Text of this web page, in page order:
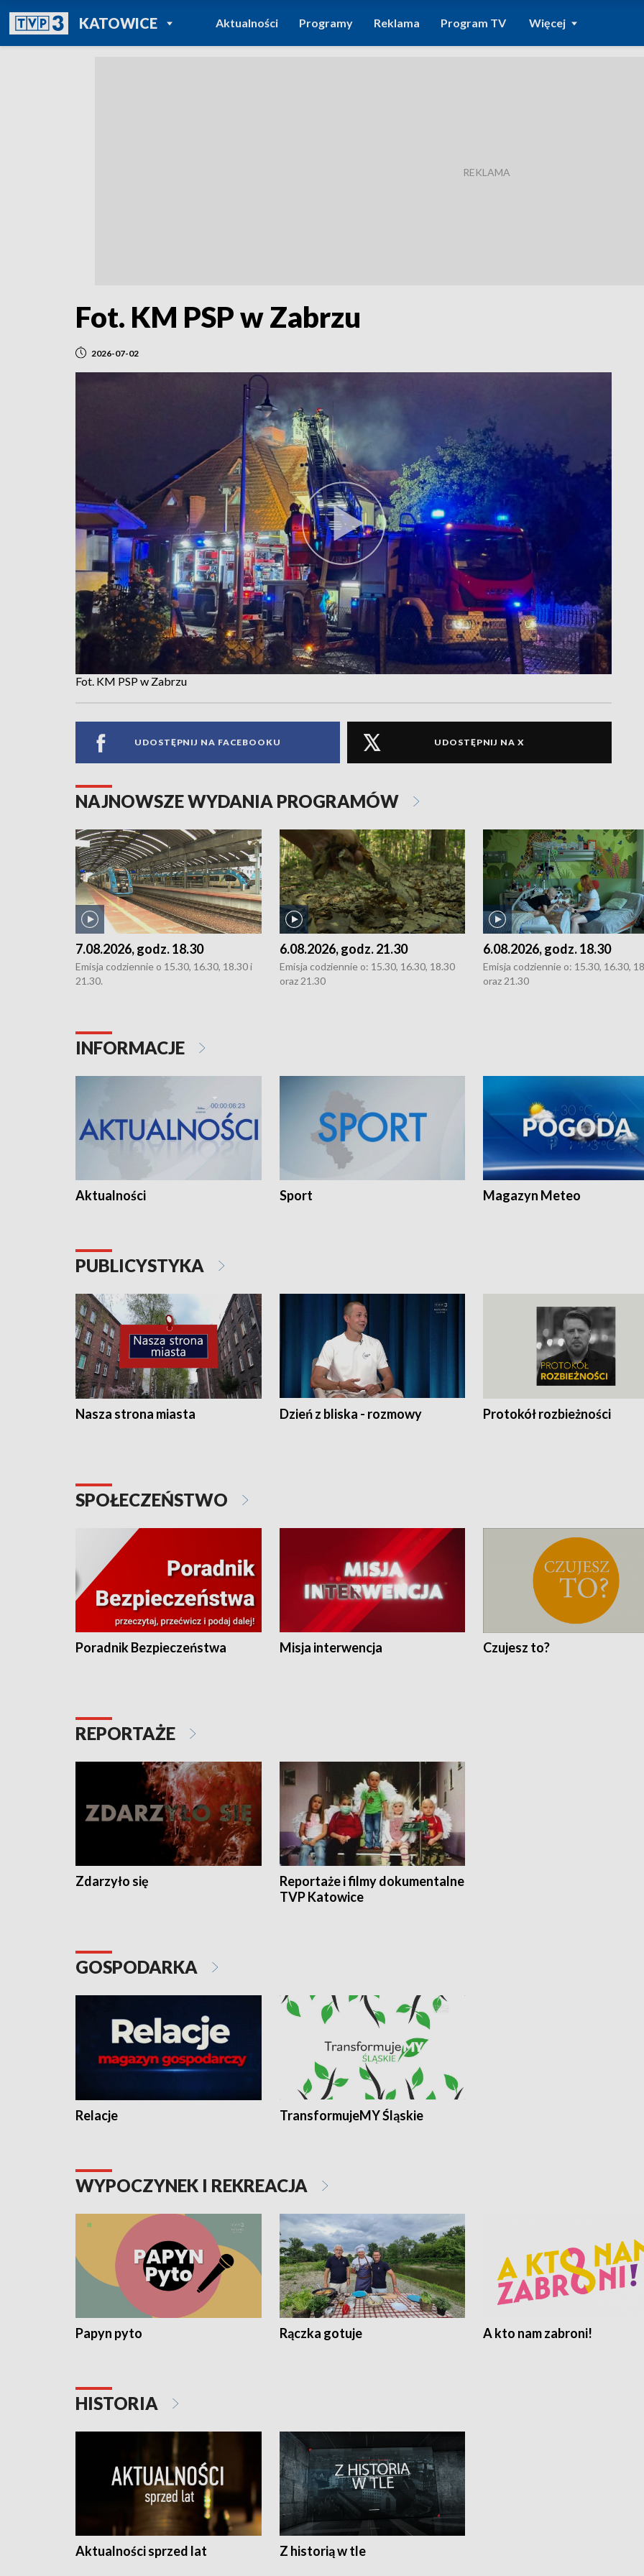
KATOWICEPOWRÓT DO
TVP REGIONY
Aktualności Programy Reklama Program TV Więcej
Fot. KM PSP w Zabrzu
2026-07-02
Fot. KM PSP w Zabrzu
UDOSTĘPNIJ NA FACEBOOKU UDOSTĘPNIJ NA X
NAJNOWSZE WYDANIA PROGRAMÓW
7.08.2026, godz. 18.30
Emisja codziennie o 15.30, 16.30, 18.30 i
21.30.
6.08.2026, godz. 21.30
Emisja codziennie o: 15.30, 16.30, 18.30
oraz 21.30
6.08.2026, godz. 18.30
Emisja codziennie o: 15.30, 16.30,
oraz 21.30
INFORMACJE
Aktualności Sport Magazyn Meteo
PUBLICYSTYKA
Nasza strona miasta Dzień z bliska - rozmowy Protokół rozbieżności
SPOŁECZEŃSTWO
Poradnik Bezpieczeństwa Misja interwencja Czujesz to?
REPORTAŻE
Zdarzyło się
Reportaże i filmy dokumentalne
TVP Katowice
GOSPODARKA
Relacje TransformujeMY Śląskie
WYPOCZYNEK I REKREACJA
Papyn pyto Rączka gotuje A kto nam zabroni!
HISTORIA
Aktualności sprzed lat Z historią w tle